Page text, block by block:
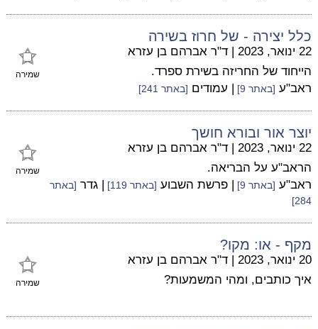
כלל יצירה - של חרוז בשירה
שמירה
22 ינואר, 2023 | ד"ר אברהם בן עזרא
הייחוד של החריזה בשירת ספרד.
ראב"ע [באתר 9] | עמודים [באתר 241]
יוצר אור ובורא חושך
שמירה
22 ינואר, 2023 | ד"ר אברהם בן עזרא
הראב"ע על הבריאה.
ראב"ע [באתר 9] | פרשת השבוע [באתר 119] | גדר [באתר
284]
מקף - או: מקו?
שמירה
20 ינואר, 2023 | ד"ר אברהם בן עזרא
איך כותבים, ומהי המשמעות?